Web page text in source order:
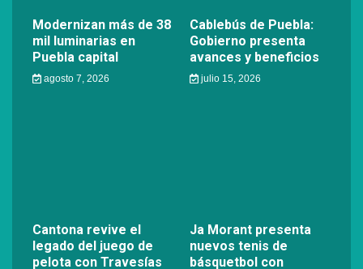
Modernizan más de 38
mil luminarias en
Puebla capital
agosto 7, 2026
Cablebús de Puebla:
Gobierno presenta
avances y beneficios
julio 15, 2026
Cantona revive el
legado del juego de
pelota con Travesías
Ja Morant presenta
nuevos tenis de
básquetbol con